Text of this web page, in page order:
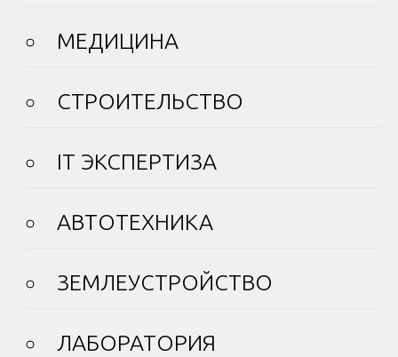
МЕДИЦИНА
СТРОИТЕЛЬСТВО
IT ЭКСПЕРТИЗА
АВТОТЕХНИКА
ЗЕМЛЕУСТРОЙСТВО
ЛАБОРАТОРИЯ